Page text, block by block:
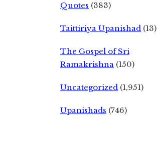
Quotes (383)
Taittiriya Upanishad (13)
The Gospel of Sri
Ramakrishna (150)
Uncategorized (1,951)
Upanishads (746)